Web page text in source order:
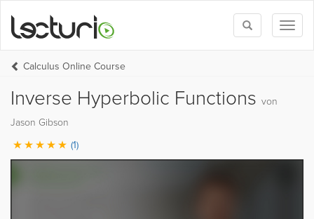
Toggle
search
Calculus Online Course
Inverse Hyperbolic Functions von
Jason Gibson
(1)